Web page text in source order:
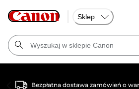
Sklep
Bezpłatna dostawa zamówień o